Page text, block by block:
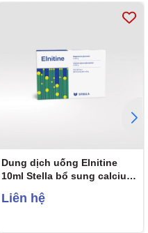
Dung dịch uống Elnitine
10ml Stella bổ sung calcium
bệnh (20 ống)
Liên hệ